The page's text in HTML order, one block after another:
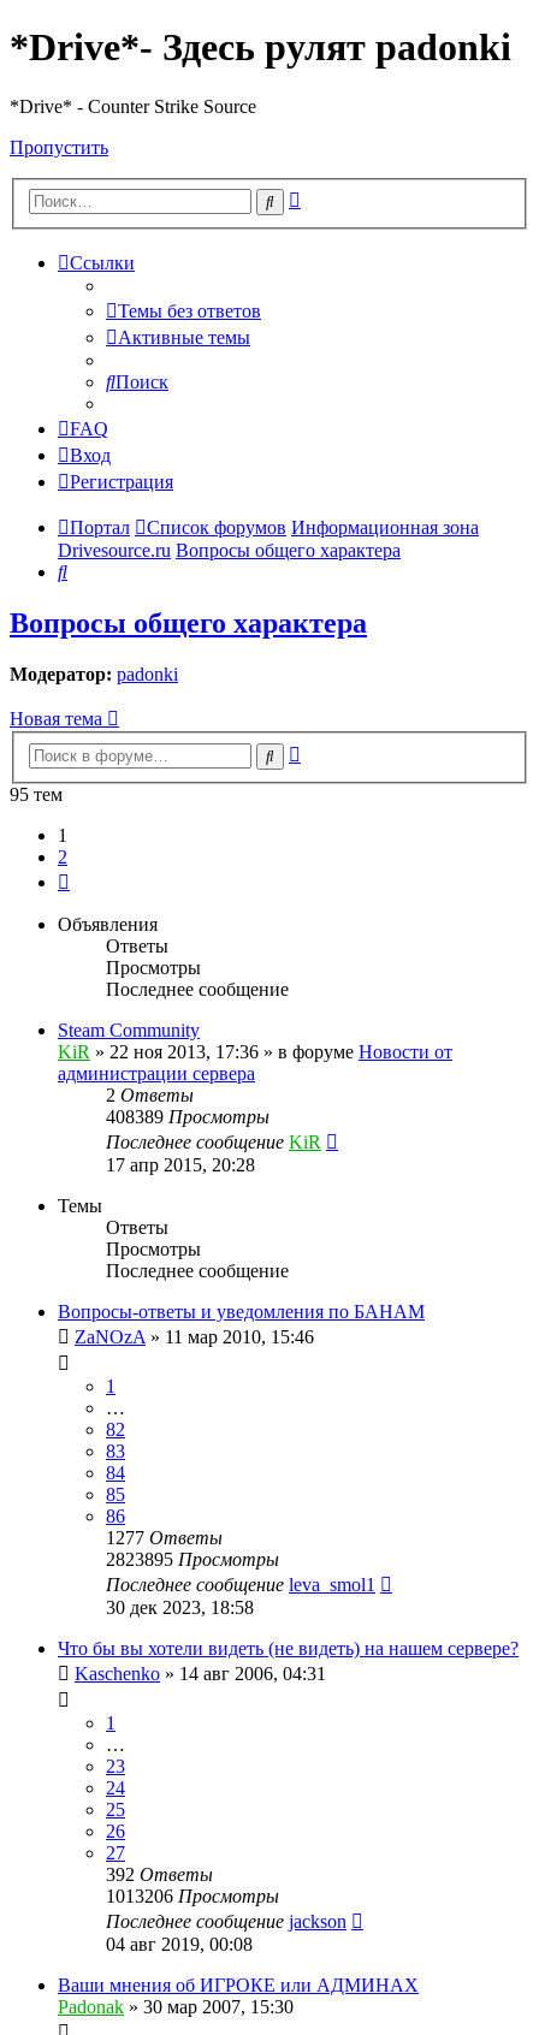
*Drive*- Здесь рулят padonki
*Drive* - Counter Strike Source
Пропустить
Поиск
Ссылки
Темы без ответов
Активные темы
Поиск
FAQ
Вход
Регистрация
Портал Список форумов Информационная зона
Drivesource.ru Вопросы общего характера
Поиск
Вопросы общего характера
Модератор: padonki
Новая тема
Поиск
95 тем
1
2
Объявления
Ответы
Просмотры
Последнее сообщение
Steam Community
KiR » 22 ноя 2013, 17:36 » в форуме Новости от
администрации сервера
2 Ответы
408389 Просмотры
Последнее сообщение KiR
17 апр 2015, 20:28
Темы
Ответы
Просмотры
Последнее сообщение
Вопросы-ответы и уведомления по БАНАМ
ZaNOzA » 11 мар 2010, 15:46
1
…
82
83
84
85
86
1277 Ответы
2823895 Просмотры
Последнее сообщение leva_smol1
30 дек 2023, 18:58
Что бы вы хотели видеть (не видеть) на нашем сервере?
Kaschenko » 14 авг 2006, 04:31
1
…
23
24
25
26
27
392 Ответы
1013206 Просмотры
Последнее сообщение jackson
04 авг 2019, 00:08
Ваши мнения об ИГРОКЕ или АДМИНАХ
Padonak » 30 мар 2007, 15:30